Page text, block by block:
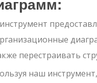
перестраивать
наш